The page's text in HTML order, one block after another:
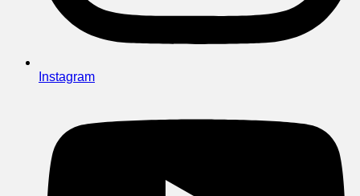
Instagram